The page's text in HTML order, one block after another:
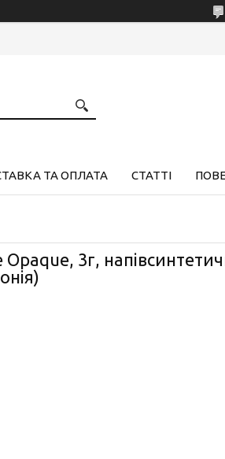
ТА ОПЛАТА СТАТТІ
3г,